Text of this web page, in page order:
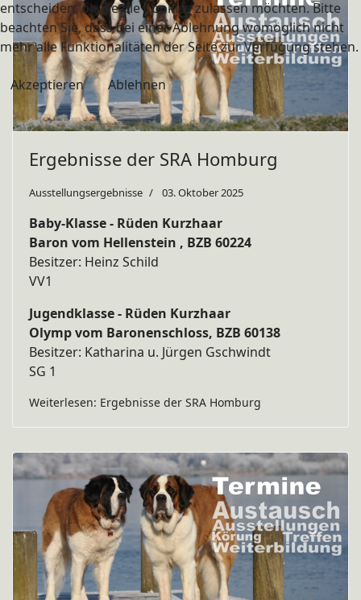
Ergebnisse der SRA Homburg
Ausstellungsergebnisse 03. Oktober 2025
Baby-Klasse - Rüden Kurzhaar
Baron vom Hellenstein , BZB 60224
Besitzer: Heinz Schild
VV1
Jugendklasse - Rüden Kurzhaar
Olymp vom Baronenschloss, BZB 60138
Besitzer: Katharina u. Jürgen Gschwindt
SG 1
Weiterlesen: Ergebnisse der SRA Homburg
entscheiden, ob Sie die Cookies zulassen möchten. Bitte
beachten Sie, dass bei einer Ablehnung womöglich nicht
mehr alle Funktionalitäten der Seite zur Verfügung stehen.
Akzeptieren Ablehnen